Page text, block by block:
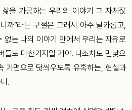
을 가공하는 우리의 이야기 그 자체잖
까”라는 구절은 그래서 아주 날카롭고,
없는 나의 이야기 안에서 우리는 자유로
들도 마찬가지일 거야. 나조차도 민낯으
가면으로 덧씌우도록 유혹하는, 현실과
.